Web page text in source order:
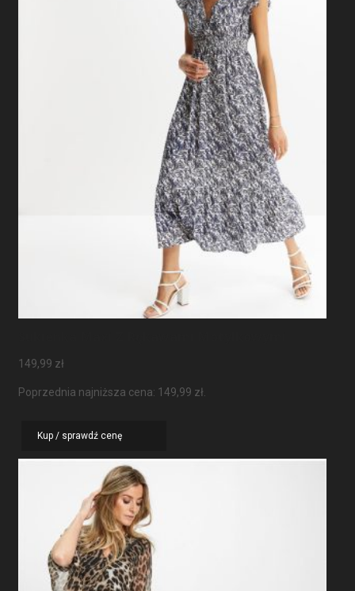
149,99 zł
Poprzednia najniższa cena: 149,99 zł
Kup / sprawdź cenę